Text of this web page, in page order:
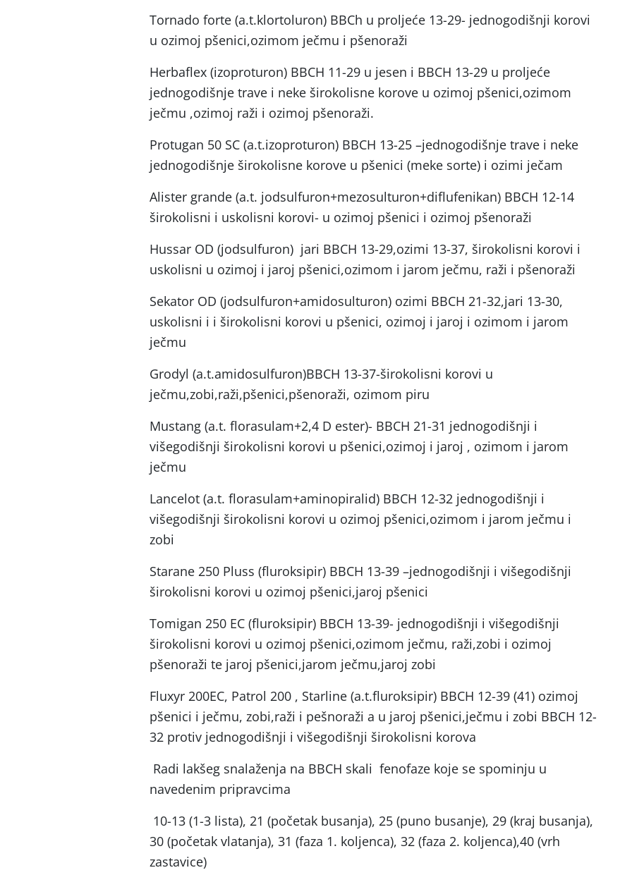
Tornado forte (a.t.klortoluron) BBCh u proljeće 13-29- jednogodišnji korovi
u ozimoj pšenici,ozimom ječmu i pšenoraži
Herbaflex (izoproturon) BBCH 11-29 u jesen i BBCH 13-29 u proljeće
jednogodišnje trave i neke širokolisne korove u ozimoj pšenici,ozimom
ječmu ,ozimoj raži i ozimoj pšenoraži.
Protugan 50 SC (a.t.izoproturon) BBCH 13-25 –jednogodišnje trave i neke
jednogodišnje širokolisne korove u pšenici (meke sorte) i ozimi ječam
Alister grande (a.t. jodsulfuron+mezosulturon+diflufenikan) BBCH 12-14
širokolisni i uskolisni korovi- u ozimoj pšenici i ozimoj pšenoraži
Hussar OD (jodsulfuron) jari BBCH 13-29,ozimi 13-37, širokolisni korovi i
uskolisni u ozimoj i jaroj pšenici,ozimom i jarom ječmu, raži i pšenoraži
Sekator OD (jodsulfuron+amidosulturon) ozimi BBCH 21-32,jari 13-30,
uskolisni i i širokolisni korovi u pšenici, ozimoj i jaroj i ozimom i jarom
ječmu
Grodyl (a.t.amidosulfuron)BBCH 13-37-širokolisni korovi u
ječmu,zobi,raži,pšenici,pšenoraži, ozimom piru
Mustang (a.t. florasulam+2,4 D ester)- BBCH 21-31 jednogodišnji i
višegodišnji širokolisni korovi u pšenici,ozimoj i jaroj , ozimom i jarom
ječmu
Lancelot (a.t. florasulam+aminopiralid) BBCH 12-32 jednogodišnji i
višegodišnji širokolisni korovi u ozimoj pšenici,ozimom i jarom ječmu i
zobi
Starane 250 Pluss (fluroksipir) BBCH 13-39 –jednogodišnji i višegodišnji
širokolisni korovi u ozimoj pšenici,jaroj pšenici
Tomigan 250 EC (fluroksipir) BBCH 13-39- jednogodišnji i višegodišnji
širokolisni korovi u ozimoj pšenici,ozimom ječmu, raži,zobi i ozimoj
pšenoraži te jaroj pšenici,jarom ječmu,jaroj zobi
Fluxyr 200EC, Patrol 200 , Starline (a.t.fluroksipir) BBCH 12-39 (41) ozimoj
pšenici i ječmu, zobi,raži i pešnoraži a u jaroj pšenici,ječmu i zobi BBCH 12-
32 protiv jednogodišnji i višegodišnji širokolisni korova
Radi lakšeg snalaženja na BBCH skali fenofaze koje se spominju u
navedenim pripravcima
10-13 (1-3 lista), 21 (početak busanja), 25 (puno busanje), 29 (kraj busanja),
30 (početak vlatanja), 31 (faza 1. koljenca), 32 (faza 2. koljenca),40 (vrh
zastavice)